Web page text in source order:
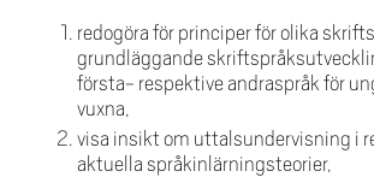
redogöra för principer för olika
grundläggande
första- respektive andraspråk för
vuxna,
visa insikt om uttalsundervisning i
aktuella språkinlärningsteorier,